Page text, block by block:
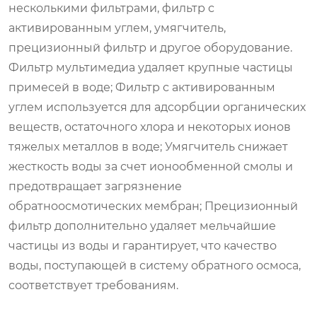
несколькими фильтрами, фильтр с
активированным углем, умягчитель,
прецизионный фильтр и другое оборудование.
Фильтр мультимедиа удаляет крупные частицы
примесей в воде; Фильтр с активированным
углем используется для адсорбции органических
веществ, остаточного хлора и некоторых ионов
тяжелых металлов в воде; Умягчитель снижает
жесткость воды за счет ионообменной смолы и
предотвращает загрязнение
обратноосмотических мембран; Прецизионный
фильтр дополнительно удаляет мельчайшие
частицы из воды и гарантирует, что качество
воды, поступающей в систему обратного осмоса,
соответствует требованиям.